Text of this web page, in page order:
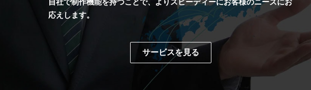
自社で制作機能を持つことで、よりスピーディーにお客様のニーズにお
応えします。
サービスを見る